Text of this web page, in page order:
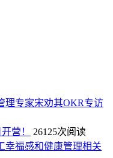
理专家宋劝其OKR专访
营！
26125次阅读
幸福感和健康管理相关